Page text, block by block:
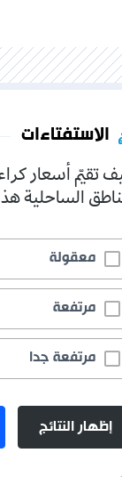
كراء الشقق في
هذا الصيف؟
75.0%
تصويت